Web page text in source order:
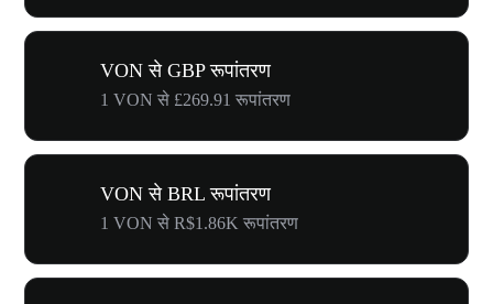
VON से GBP रूपांतरण
1 VON से £269.91 रूपांतरण
VON से BRL रूपांतरण
1 VON से R$1.86K रूपांतरण